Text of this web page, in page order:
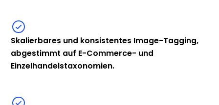
Skalierbares und konsistentes Image-Tagging,
abgestimmt auf E-Commerce- und
Einzelhandelstaxonomien.